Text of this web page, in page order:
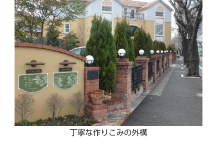
丁寧な作りこみの外構